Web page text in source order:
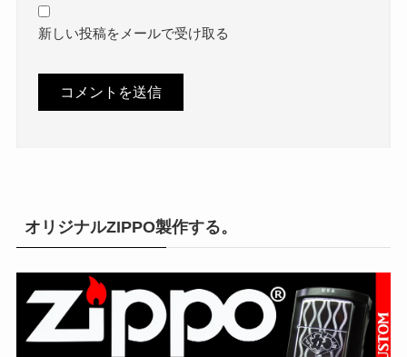
新しい投稿をメールで受け取る
オリジナルZIPPO製作する。